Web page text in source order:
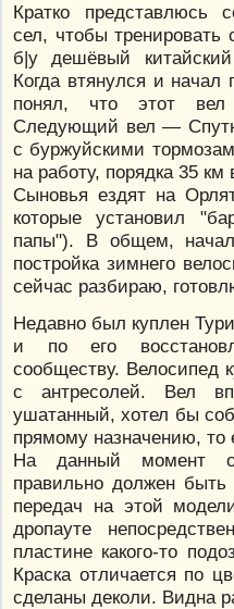
Кратко представлюсь
сел, чтобы тренировать
б|у дешёвый
Когда втянулся и начал
понял, что этот
Следующий вел —
с буржуйскими
на работу, порядка 35 км
Сыновья ездят на
которые установил
папы"). В общем, начал
постройка зимнего
сейчас разбираю,
Недавно был куплен
и по его
сообществу. Велосипед
с антресолей. Вел
ушатанный, хотел бы
прямому назначению, то
На данный момент
правильно должен быть
передач на этой
дропауте
пластине какого-то
Краска отличается по
сделаны деколи. Видна